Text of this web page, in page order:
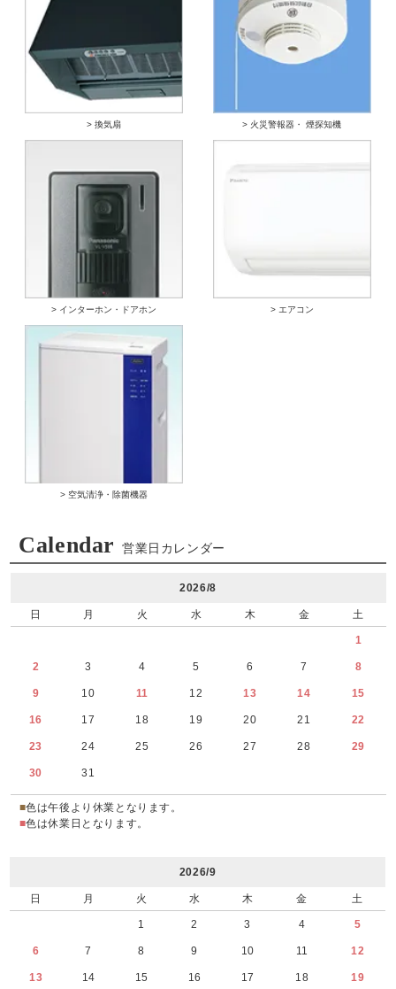
> 換気扇 > 火災警報器・ 煙探知機
> インターホン・ドアホン > エアコン
> 空気清浄・除菌機器
Calendar 営業日カレンダー
2026/8
日 月 火 水 木 金 土
1
2 3 4 5 6 7 8
9 10 11 12 13 14 15
16 17 18 19 20 21 22
23 24 25 26 27 28 29
30 31
■色は午後より休業となります。
■色は休業日となります。
2026/9
日 月 火 水 木 金 土
1 2 3 4 5
6 7 8 9 10 11 12
13 14 15 16 17 18 19